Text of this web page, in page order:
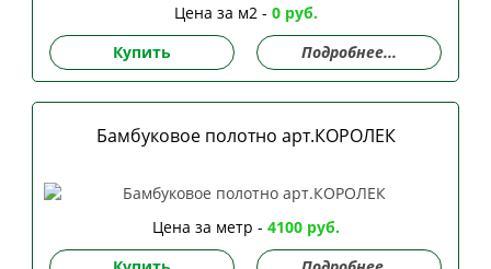
Цена за м2 - 0 руб.
Купить
Подробнее...
Бамбуковое полотно арт.КОРОЛЕК
Цена за метр - 4100 руб.